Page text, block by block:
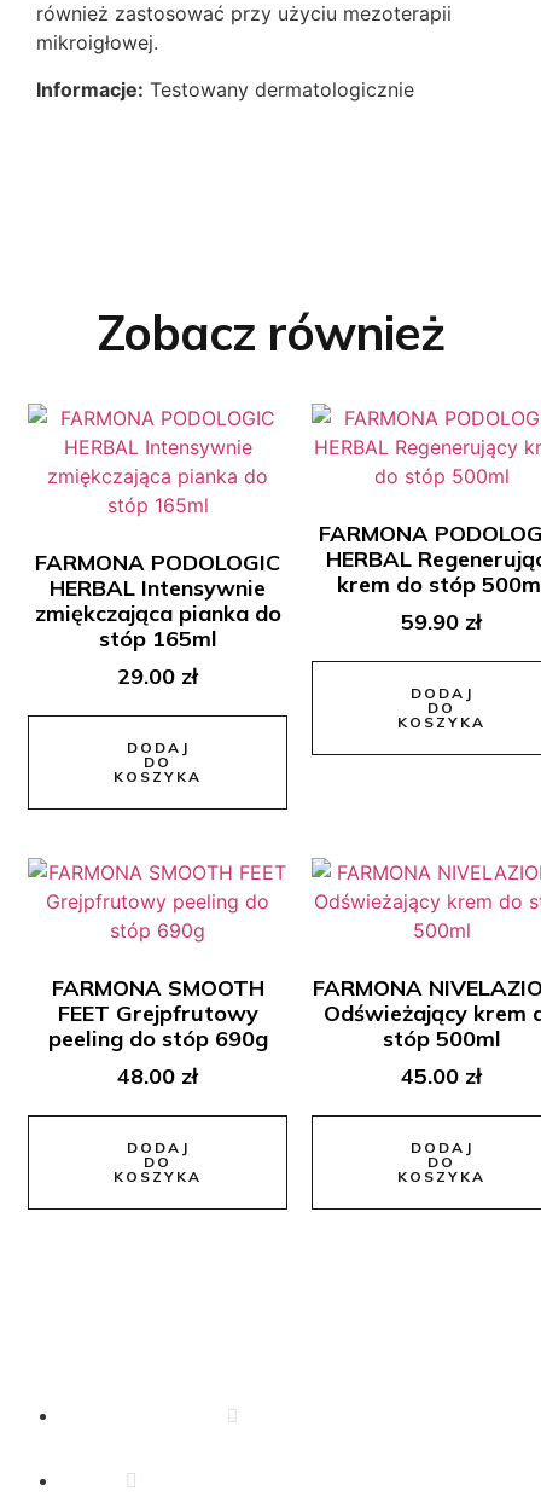
również zastosować przy użyciu mezoterapii
mikroigłowej.
Informacje: Testowany dermatologicznie
Zobacz również
FARMONA PODOLOGIC
HERBAL Intensywnie
zmiękczająca pianka do
stóp 165ml
29.00 zł
DODAJ
DO
KOSZYKA
FARMONA
HERBAL
krem do stóp
59.90 zł
DODAJ
DO
KOSZYKA
FARMONA SMOOTH
FEET Grejpfrutowy
peeling do stóp 690g
48.00 zł
DODAJ
DO
KOSZYKA
FARMONA
Odświeżający krem
stóp 500ml
45.00 zł
DODAJ
DO
KOSZYKA